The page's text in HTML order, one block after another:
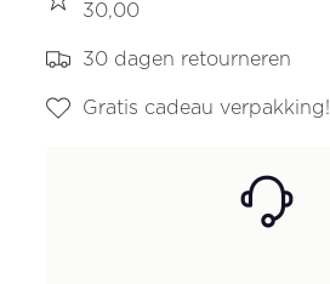
30,00
30 dagen retourneren
Gratis cadeau verpakking!